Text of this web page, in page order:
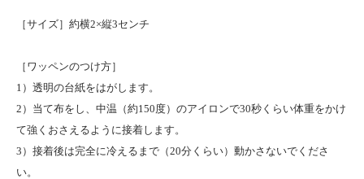
［サイズ］約横2×縦3センチ
［ワッペンのつけ方］
1）透明の台紙をはがします。
2）当て布をし、中温（約150度）のアイロンで30秒くらい体重をかけ
て強くおさえるように接着します。
3）接着後は完全に冷えるまで（20分くらい）動かさないでくださ
い。